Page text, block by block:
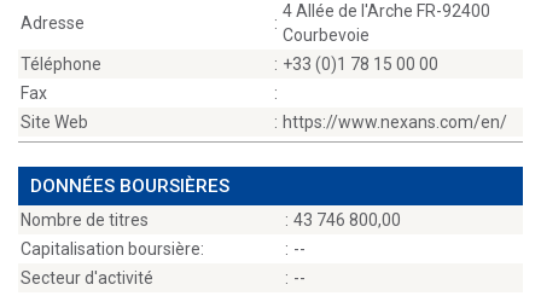
Adresse :
4 Allée de l'Arche FR-92400
Courbevoie
Téléphone
: +33 (0)1 78 15 00 00
Fax
:
Site Web
: https://www.nexans.com/en/
DONNÉES BOURSIÈRES
Nombre de titres : 43 746 800,00
Capitalisation boursière:
: --
Secteur d'activité
: --